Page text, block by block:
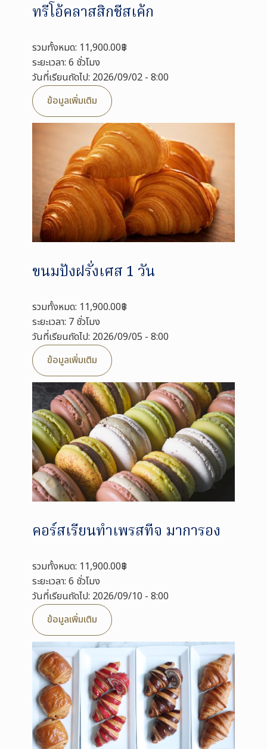
ทรีโอ้คลาสสิกชีสเค้ก
รวมทั้งหมด: 11,900.00฿
ระยะเวลา: 6 ชั่วโมง
วันที่เรียนถัดไป: 2026/09/02 - 8:00
ข้อมูลเพิ่มเติม
ขนมปังฝรั่งเศส 1 วัน
รวมทั้งหมด: 11,900.00฿
ระยะเวลา: 7 ชั่วโมง
วันที่เรียนถัดไป: 2026/09/05 - 8:00
ข้อมูลเพิ่มเติม
คอร์สเรียนทำเพรสทีจ มาการอง
รวมทั้งหมด: 11,900.00฿
ระยะเวลา: 6 ชั่วโมง
วันที่เรียนถัดไป: 2026/09/10 - 8:00
ข้อมูลเพิ่มเติม